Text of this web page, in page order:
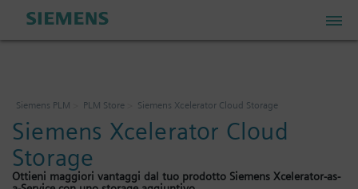
Industrial IoT Store
Siemens PLM PLM Store Siemens Xcelerator Cloud Storage
Siemens Xcelerator Cloud
Storage
Ottieni maggiori vantaggi dal tuo prodotto Siemens Xcelerator-as-